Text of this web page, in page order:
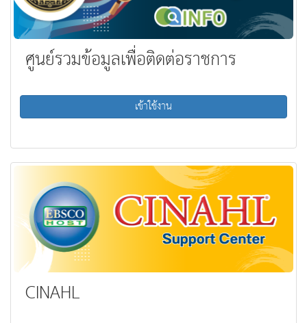
ศูนย์รวมข้อมูลเพื่อติดต่อราชการ
เข้าใช้งาน
CINAHL